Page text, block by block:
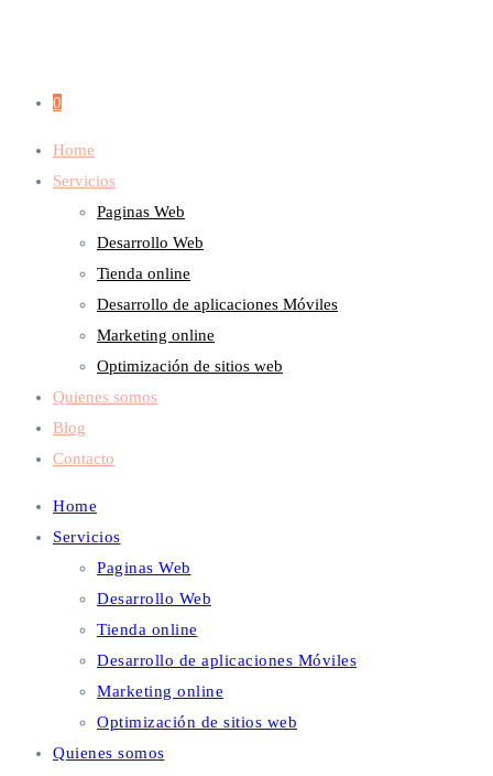
0
Home
Servicios
Paginas Web
Desarrollo Web
Tienda online
Desarrollo de aplicaciones Móviles
Marketing online
Optimización de sitios web
Quienes somos
Blog
Contacto
Home
Servicios
Paginas Web
Desarrollo Web
Tienda online
Desarrollo de aplicaciones Móviles
Marketing online
Optimización de sitios web
Quienes somos